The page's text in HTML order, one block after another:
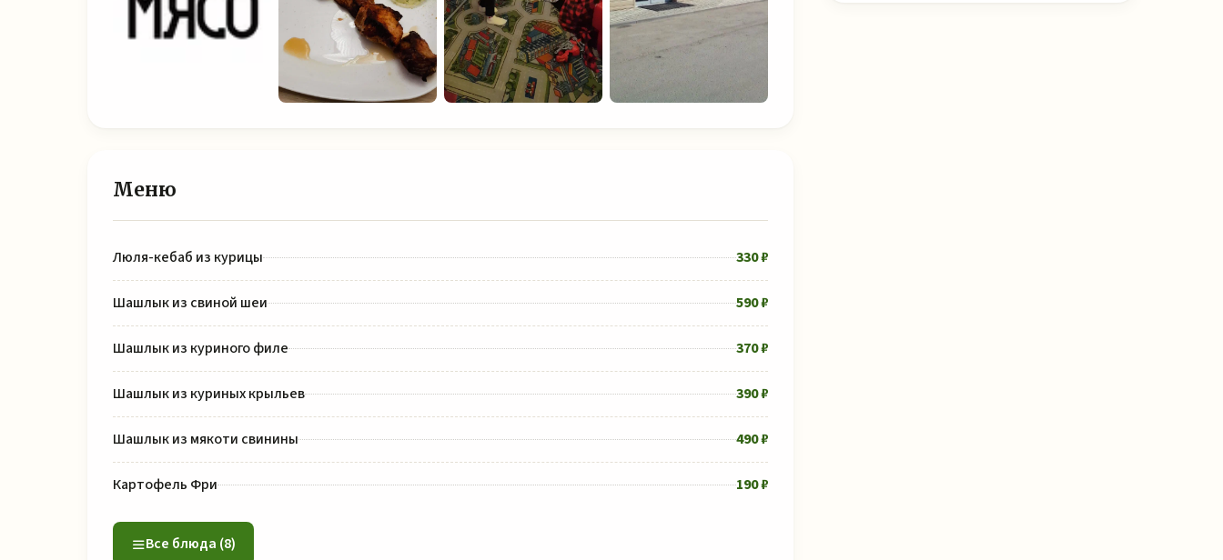
Меню
Люля-кебаб из курицы 330 ₽
Шашлык из cвинoй шеи 590 ₽
Шашлык из куриного филе 370 ₽
Шашлык из куриных крыльев 390 ₽
Шашлык из мякоти свинины 490 ₽
Картофель Фри 190 ₽
Все блюда (8)